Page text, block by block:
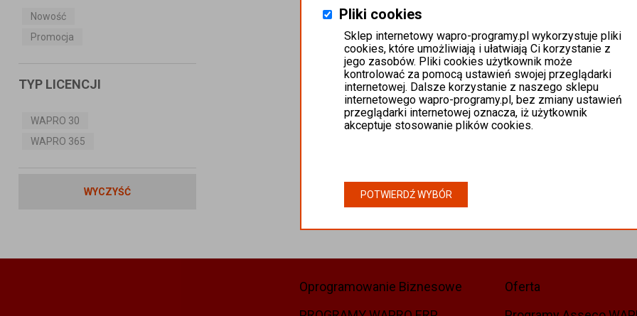
Nowość
Promocja
TYP LICENCJI
WAPRO 30
WAPRO 365
WYCZYŚĆ
Oprogramowanie Biznesowe
Oferta
Pliki cookies
Sklep internetowy wapro-programy.pl wykorzystuje pliki
cookies, które umożliwiają i ułatwiają Ci korzystanie z
jego zasobów. Pliki cookies użytkownik może
kontrolować za pomocą ustawień swojej przeglądarki
internetowej. Dalsze korzystanie z naszego sklepu
internetowego wapro-programy.pl, bez zmiany ustawień
przeglądarki internetowej oznacza, iż użytkownik
akceptuje stosowanie plików cookies.
POTWIERDŹ WYBÓR